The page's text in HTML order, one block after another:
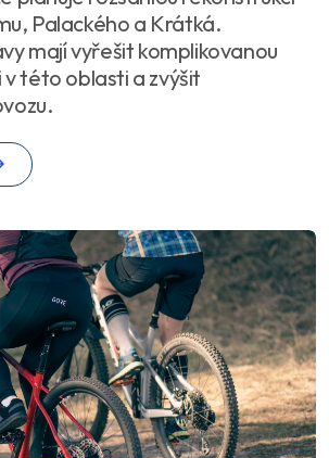
Palackého a Krátká.
mají vyřešit komplikovanou
této oblasti a zvýšit